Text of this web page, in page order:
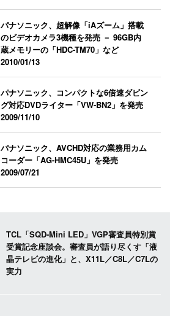
パナソニック、超解像「iAズーム」搭載
のビデオカメラ3機種を発売 － 96GB内
蔵メモリーの「HDC-TM70」など
2010/01/13
パナソニック、コンパクトな6倍速ダビン
グ対応DVDライター「VW-BN2」を発売
2009/11/10
パナソニック、AVCHD対応の業務用カム
コーダー「AG-HMC45U」を発売
2009/07/21
TCL「SQD-Mini LED」VGP審査員特別賞
受賞記念座談会。審査員が語り尽くす「液
晶テレビの進化」と、X11L／C8L／C7Lの
実力